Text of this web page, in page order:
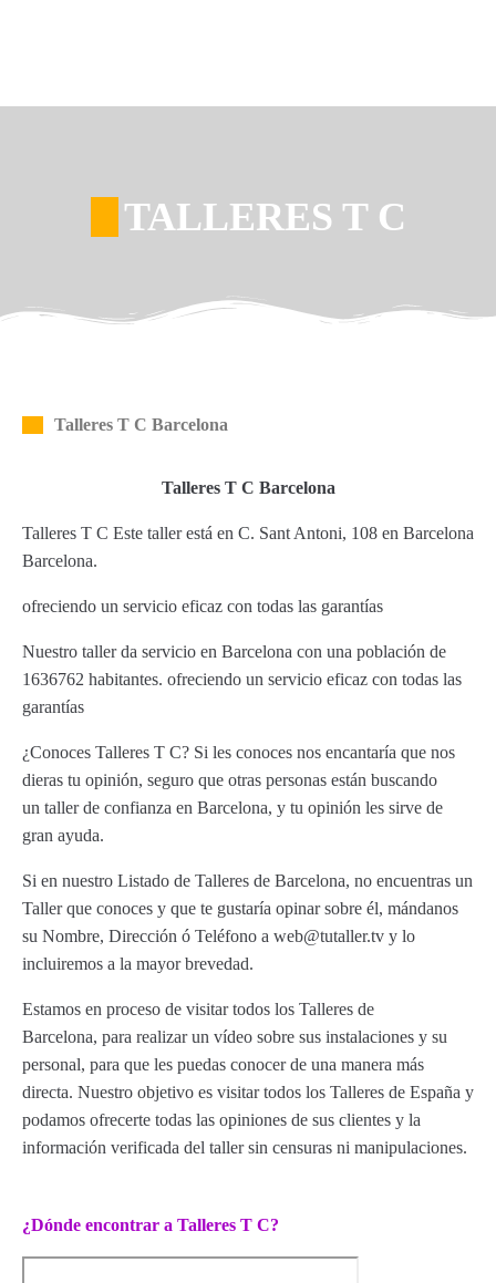
TALLERES T C
Talleres T C Barcelona
Talleres T C Barcelona
Talleres T C Este taller está en C. Sant Antoni, 108 en Barcelona
Barcelona.
ofreciendo un servicio eficaz con todas las garantías
Nuestro taller da servicio en Barcelona con una población de
1636762 habitantes. ofreciendo un servicio eficaz con todas las
garantías
¿Conoces Talleres T C? Si les conoces nos encantaría que nos
dieras tu opinión, seguro que otras personas están buscando
un taller de confianza en Barcelona, y tu opinión les sirve de
gran ayuda.
Si en nuestro Listado de Talleres de Barcelona, no encuentras un
Taller que conoces y que te gustaría opinar sobre él, mándanos
su Nombre, Dirección ó Teléfono a web@tutaller.tv y lo
incluiremos a la mayor brevedad.
Estamos en proceso de visitar todos los Talleres de
Barcelona, para realizar un vídeo sobre sus instalaciones y su
personal, para que les puedas conocer de una manera más
directa. Nuestro objetivo es visitar todos los Talleres de España y
podamos ofrecerte todas las opiniones de sus clientes y la
información verificada del taller sin censuras ni manipulaciones.
¿Dónde encontrar a Talleres T C?